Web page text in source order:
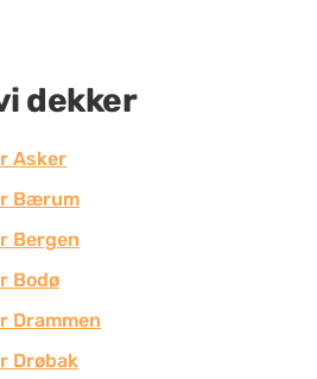
dekker
Asker
Bærum
Bergen
Bodø
Drammen
Drøbak